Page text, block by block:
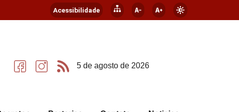
Acessibilidade
5 de agosto de 2026